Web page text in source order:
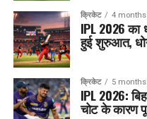
क्रिकेट 4
IPL 2026 का
हुई शुरुआत,
क्रिकेट 5
IPL 2026:
चोट के कारण